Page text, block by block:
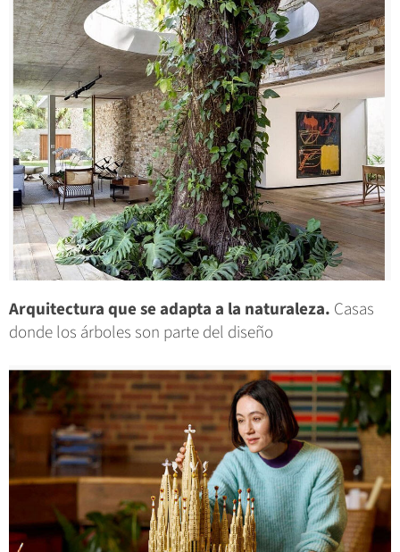
Arquitectura que se adapta a la naturaleza. Casas
donde los árboles son parte del diseño